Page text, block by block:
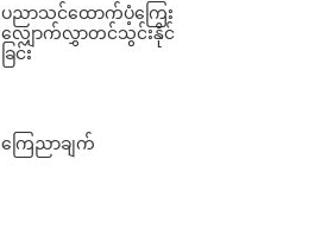
ပညာသင်ထောက်ပံ့ကြေး
လျှောက်လွှာတင်သွင်းနိုင်
ခြင်း
ကြေညာချက်